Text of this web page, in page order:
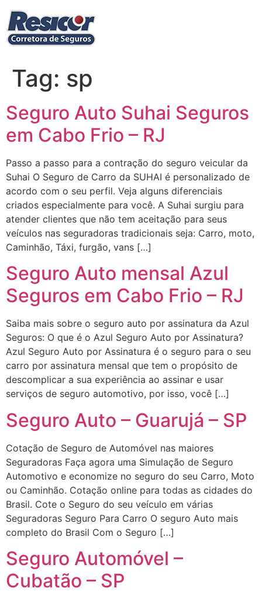
para
conteúdo
Tag: sp
Seguro Auto Suhai Seguros
em Cabo Frio – RJ
Passo a passo para a contração do seguro veicular da
Suhai O Seguro de Carro da SUHAI é personalizado de
acordo com o seu perfil. Veja alguns diferenciais
criados especialmente para você. A Suhai surgiu para
atender clientes que não tem aceitação para seus
veículos nas seguradoras tradicionais seja: Carro, moto,
Caminhão, Táxi, furgão, vans […]
Seguro Auto mensal Azul
Seguros em Cabo Frio – RJ
Saiba mais sobre o seguro auto por assinatura da Azul
Seguros: O que é o Azul Seguro Auto por Assinatura?
Azul Seguro Auto por Assinatura é o seguro para o seu
carro por assinatura mensal que tem o propósito de
descomplicar a sua experiência ao assinar e usar
serviços de seguro automotivo, por isso, você […]
Seguro Auto – Guarujá – SP
Cotação de Seguro de Automóvel nas maiores
Seguradoras Faça agora uma Simulação de Seguro
Automotivo e economize no seguro do seu Carro, Moto
ou Caminhão. Cotação online para todas as cidades do
Brasil. Cote o Seguro do seu veículo em várias
Seguradoras Seguro Para Carro O seguro Auto mais
completo do Brasil Com o Seguro […]
Seguro Automóvel –
Cubatão – SP